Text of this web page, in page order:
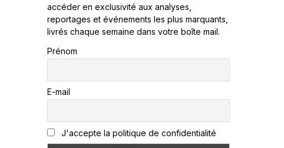
accéder en exclusivité aux analyses,
reportages et événements les plus marquants,
livrés chaque semaine dans votre boîte mail.
Prénom
E-mail
J'accepte la politique de confidentialité